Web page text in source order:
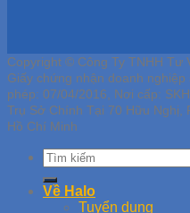
Copyright © Công Ty TNHH Tư
Giấy chứng nhận doanh
phép: 07/04/2016, Nơi cấp:
Trụ Sở Chính Tại 70 Hữu
Hồ Chí Minh
Về Halo
Tuyển dụng